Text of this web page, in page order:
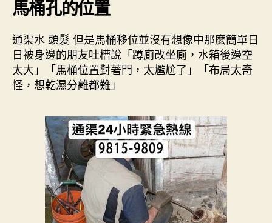
馬桶孔的位置
通渠水 頭髮 但是馬桶移位並沒有想像中那麼簡單日
日被身邊的朋友吐槽說「蹲廁改坐廁，水箱後邊空
太大」「馬桶位置對著門，太尷尬了」「布局太奇
怪，想乾濕分離都難」